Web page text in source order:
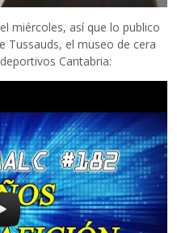
miércoles, así que lo publico
Tussauds, el museo de cera
Cantabria: